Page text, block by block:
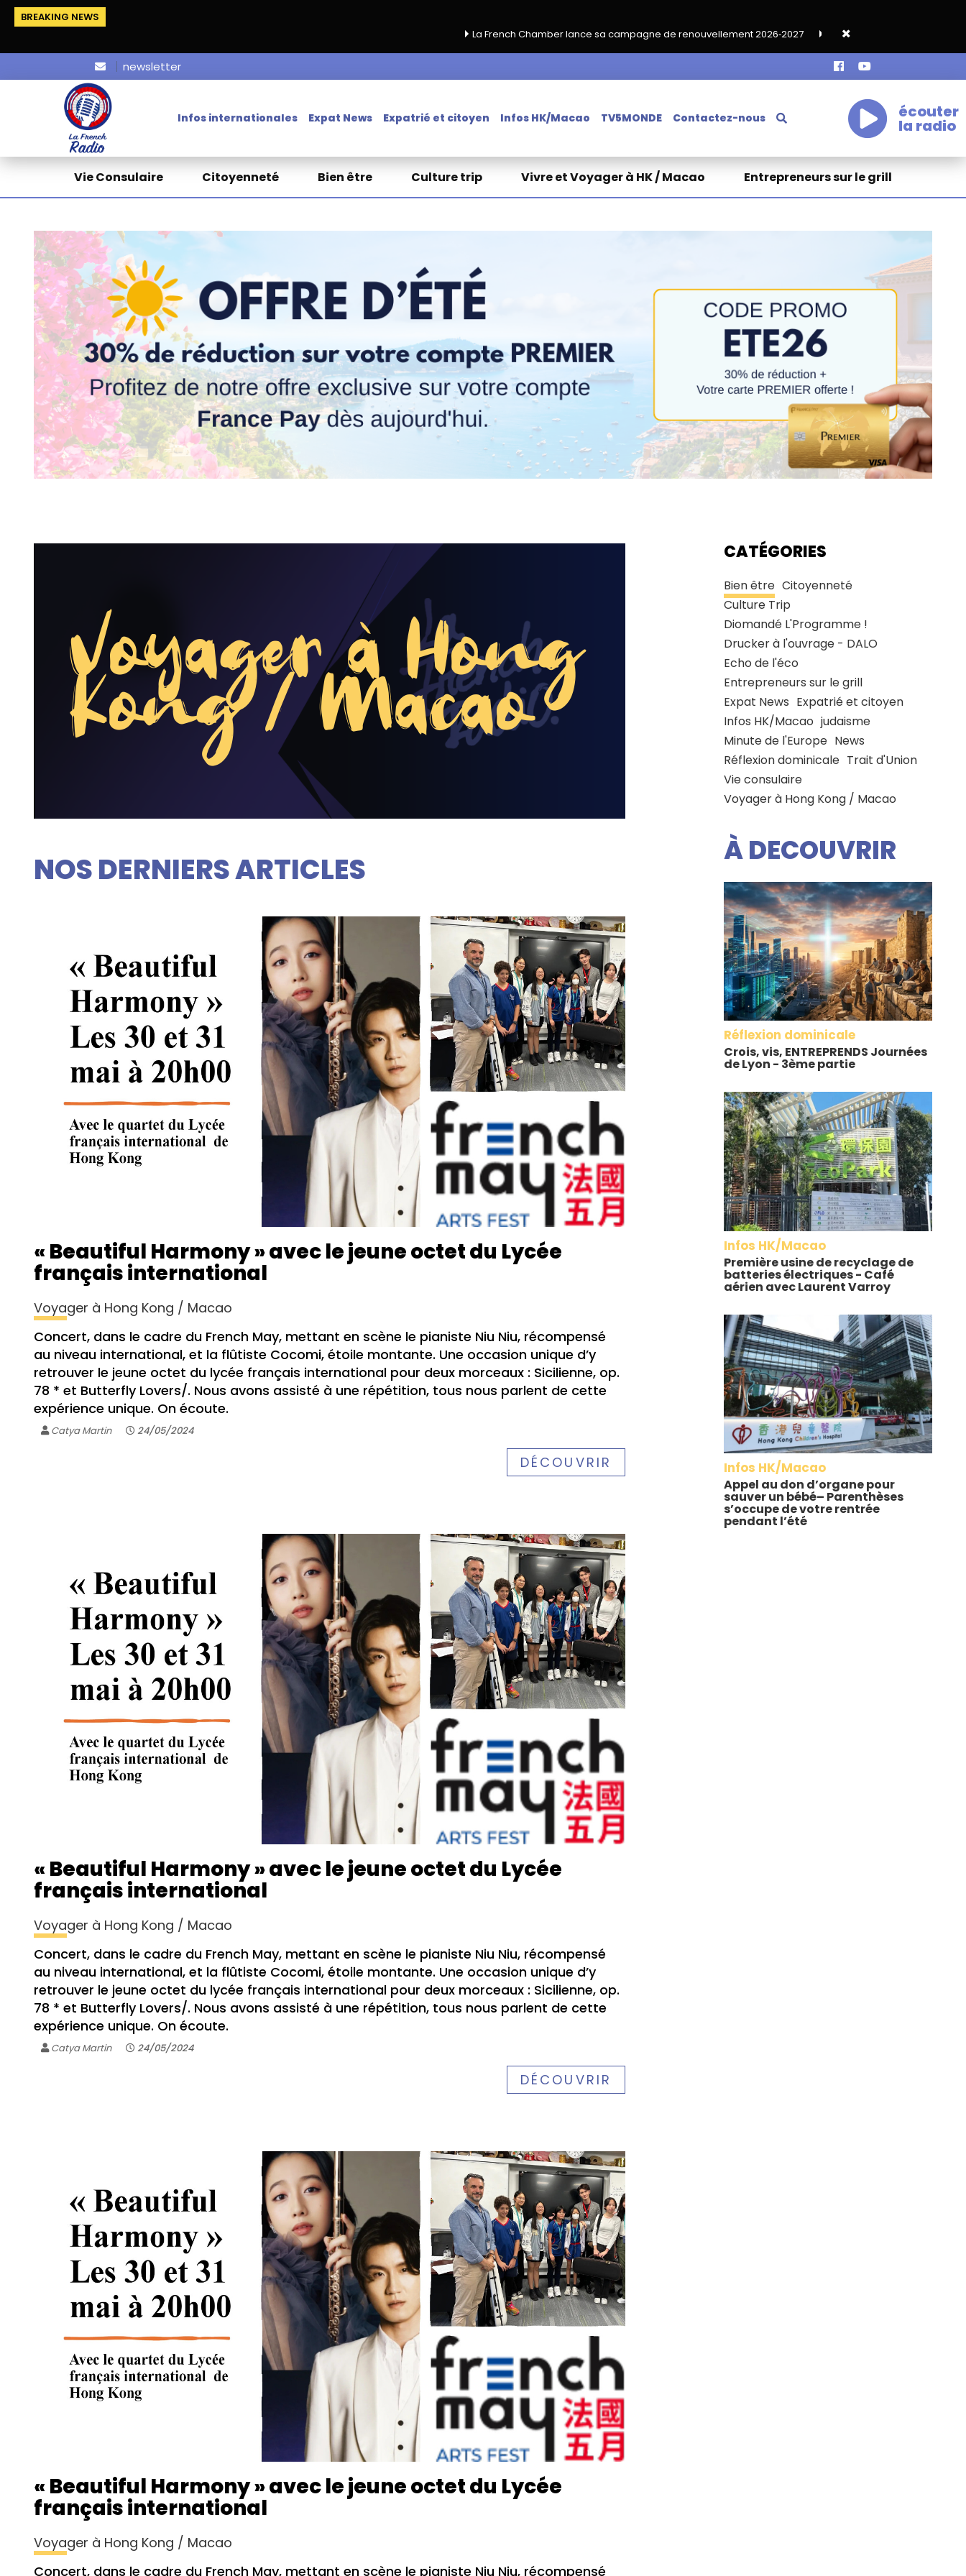
BREAKING NEWS
La French Chamber lance sa campagne de renouvellement 2026‑2027
Grand café de rentrée HKA le vendredi 18
newsletter
Infos internationales Expat News Expatrié et citoyen Infos HK/Macao TV5MONDE Contactez-nous écouter
la radio
Vie Consulaire Citoyenneté Bien être Culture trip Vivre et Voyager à HK / Macao Entrepreneurs sur le grill
Voyager à Hong
Kong / Macao
NOS DERNIERS ARTICLES
« Beautiful Harmony » avec le jeune octet du Lycée
français international
Voyager à Hong Kong / Macao
Concert, dans le cadre du French May, mettant en scène le pianiste Niu Niu, récompensé
au niveau international, et la flûtiste Cocomi, étoile montante. Une occasion unique d’y
retrouver le jeune octet du lycée français international pour deux morceaux : Sicilienne, op.
78 * et Butterfly Lovers/. Nous avons assisté à une répétition, tous nous parlent de cette
expérience unique. On écoute.
Catya Martin 24/05/2024
DÉCOUVRIR
« Beautiful Harmony » avec le jeune octet du Lycée
français international
Voyager à Hong Kong / Macao
Concert, dans le cadre du French May, mettant en scène le pianiste Niu Niu, récompensé
au niveau international, et la flûtiste Cocomi, étoile montante. Une occasion unique d’y
retrouver le jeune octet du lycée français international pour deux morceaux : Sicilienne, op.
78 * et Butterfly Lovers/. Nous avons assisté à une répétition, tous nous parlent de cette
expérience unique. On écoute.
Catya Martin 24/05/2024
DÉCOUVRIR
« Beautiful Harmony » avec le jeune octet du Lycée
français international
Voyager à Hong Kong / Macao
Concert, dans le cadre du French May, mettant en scène le pianiste Niu Niu, récompensé
CATÉGORIES
Bien être Citoyenneté
Culture Trip
Diomandé L'Programme !
Drucker à l'ouvrage - DALO
Echo de l'éco
Entrepreneurs sur le grill
Expat News Expatrié et citoyen
Infos HK/Macao judaisme
Minute de l'Europe News
Réflexion dominicale Trait d'Union
Vie consulaire
Voyager à Hong Kong / Macao
À DECOUVRIR
Réflexion dominicale
Crois, vis, ENTREPRENDS Journées
de Lyon - 3ème partie
Infos HK/Macao
Première usine de recyclage de
batteries électriques - Café
aérien avec Laurent Varroy
Infos HK/Macao
Appel au don d’organe pour
sauver un bébé– Parenthèses
s’occupe de votre rentrée
pendant l’été